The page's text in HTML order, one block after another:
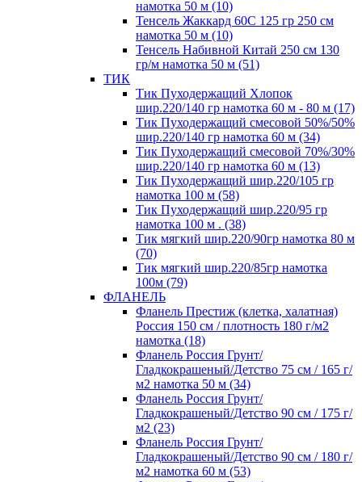
намотка 50 м (10)
Тенсель Жаккард 60С 125 гр 250 см
намотка 50 м (10)
Тенсель Набивной Китай 250 см 130
гр/м намотка 50 м (51)
ТИК
Тик Пуходержащий Хлопок
шир.220/140 гр намотка 60 м - 80 м (17)
Тик Пуходержащий смесовой 50%/50%
шир.220/140 гр намотка 60 м (34)
Тик Пуходержащий смесовой 70%/30%
шир.220/140 гр намотка 60 м (13)
Тик Пуходержащий шир.220/105 гр
намотка 100 м (58)
Тик Пуходержащий шир.220/95 гр
намотка 100 м . (38)
Тик мягкий шир.220/90гр намотка 80 м
(70)
Тик мягкий шир.220/85гр намотка
100м (79)
ФЛАНЕЛЬ
Фланель Престиж (клетка, халатная)
Россия 150 см / плотность 180 г/м2
намотка (18)
Фланель Россия Грунт/
Гладкокрашеный/Детство 75 см / 165 г/
м2 намотка 50 м (34)
Фланель Россия Грунт/
Гладкокрашеный/Детство 90 см / 175 г/
м2 (23)
Фланель Россия Грунт/
Гладкокрашеный/Детство 90 см / 180 г/
м2 намотка 60 м (53)